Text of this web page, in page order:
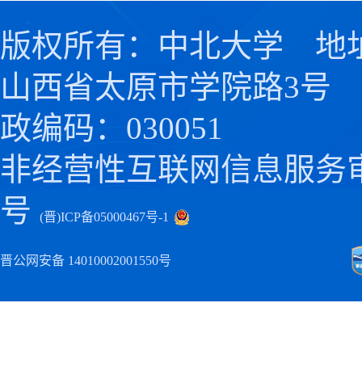
版权所有：中北大学 地
山西省太原市学院路3号
政编码：030051
非经营性互联网信息服务
号
(晋)ICP备05000467号-1
晋公网安备 14010002001550号